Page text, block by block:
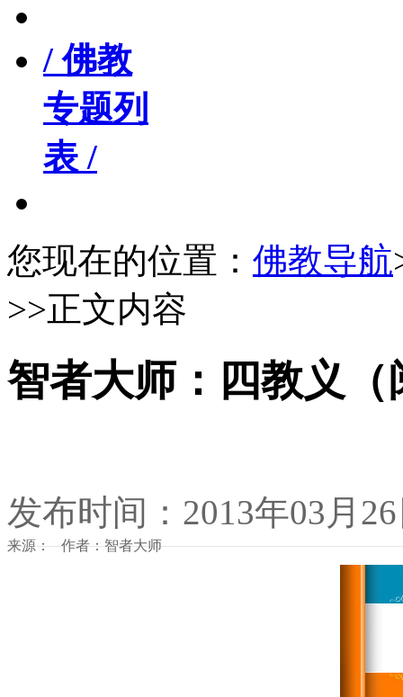
/ 佛教
专题列
表 /
您现在的位置： 佛教导航
>>正文内容
智者大师：四教义（
发布时间：2013年03月
来源： 作者：智者大师